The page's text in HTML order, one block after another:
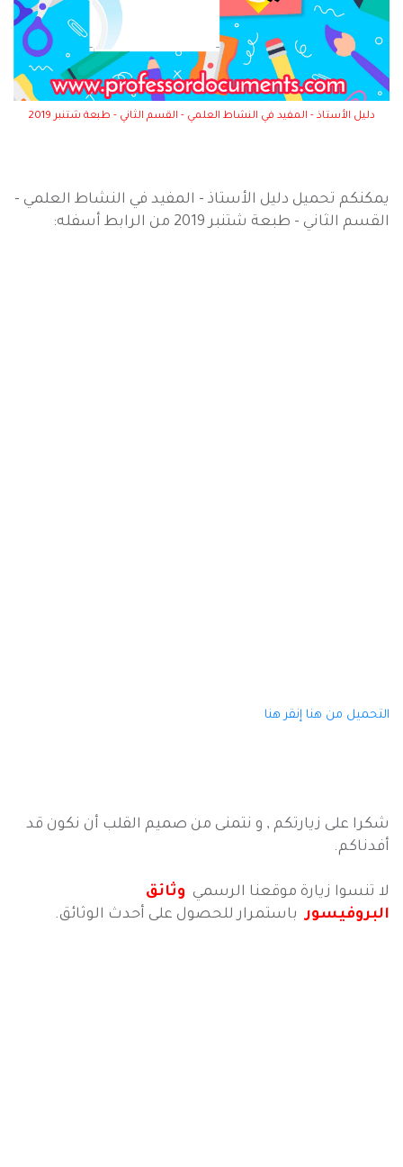
دليل الأستاذ - المفيد في النشاط العلمي - القسم الثاني - طبعة شتنبر 2019
يمكنكم تحميل دليل الأستاذ - المفيد في النشاط العلمي -
القسم الثاني - طبعة شتنبر 2019 من الرابط أسفله:
التحميل من هنا إنقر هنا
شكرا على زيارتكم , و نتمنى من صميم القلب أن نكون قد
أفدناكم.
لا تنسوا زيارة موقعنا الرسمي وثائق
البروفيسور باستمرار للحصول على أحدث الوثائق.